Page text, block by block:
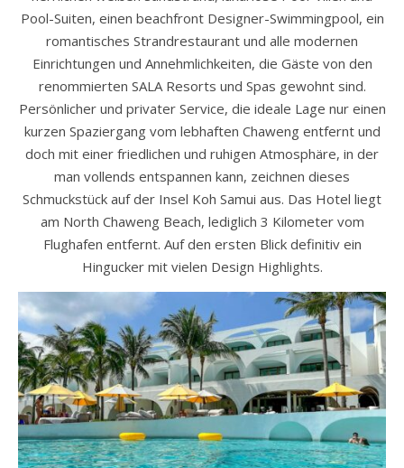
Pool-Suiten, einen beachfront Designer-Swimmingpool, ein
romantisches Strandrestaurant und alle modernen
Einrichtungen und Annehmlichkeiten, die Gäste von den
renommierten SALA Resorts und Spas gewohnt sind.
Persönlicher und privater Service, die ideale Lage nur einen
kurzen Spaziergang vom lebhaften Chaweng entfernt und
doch mit einer friedlichen und ruhigen Atmosphäre, in der
man vollends entspannen kann, zeichnen dieses
Schmuckstück auf der Insel Koh Samui aus. Das Hotel liegt
am North Chaweng Beach, lediglich 3 Kilometer vom
Flughafen entfernt. Auf den ersten Blick definitiv ein
Hingucker mit vielen Design Highlights.